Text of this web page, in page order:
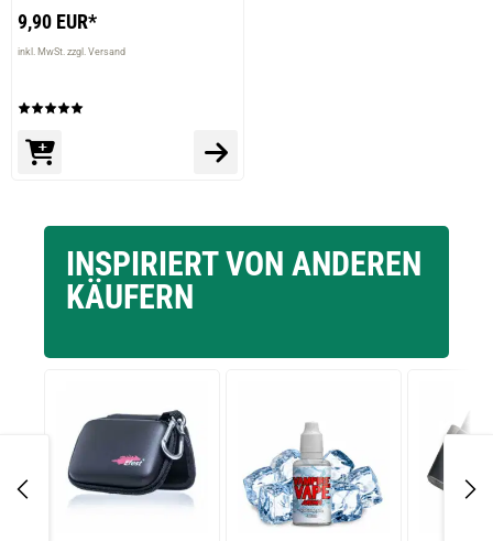
9,90 EUR*
inkl. MwSt. zzgl. Versand
INSPIRIERT VON ANDEREN
KÄUFERN